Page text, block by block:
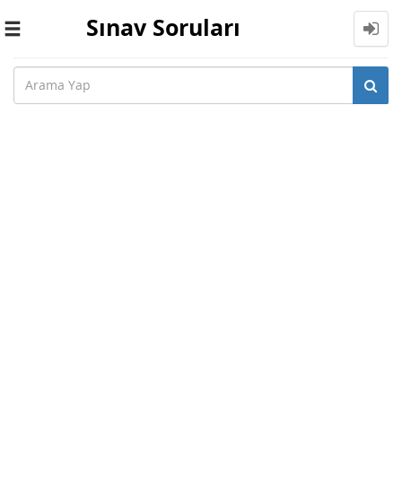
Toggle
Sınav Soruları